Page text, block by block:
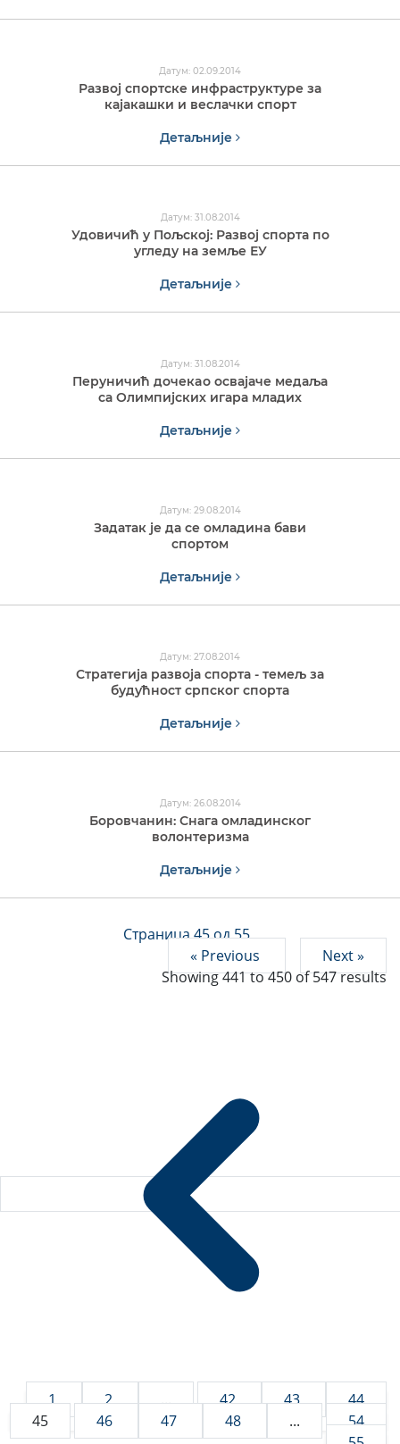
Датум: 02.09.2014
Развој спортске инфраструктуре за
кајакашки и веслачки спорт
Детаљније
Датум: 31.08.2014
Удовичић у Пољској: Развој спорта по
угледу на земље ЕУ
Детаљније
Датум: 31.08.2014
Перуничић дочекao освајаче медаља
са Олимпијских игара младих
Детаљније
Датум: 29.08.2014
Задатак је да се омладина бави
спортом
Детаљније
Датум: 27.08.2014
Стратегија развоја спорта - темељ за
будућност српског спорта
Детаљније
Датум: 26.08.2014
Боровчанин: Снага омладинског
волонтеризма
Детаљније
Страница 45 од 55
« Previous
Next »
Showing441to450 of547results
1 2 ... 42 43
44
45
46 47 48 ...
54